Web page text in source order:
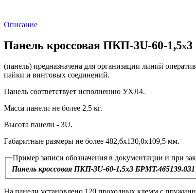
Описание
Панель кроссовая ПКП-3U-60-1,5x3
(панель) предназначена для организации линий
пайки и винтовых соединений.
Панель соответствует исполнению УХЛ4.
Масса панели не более 2,5 кг.
Высота панели - 3U.
Габаритные размеры не более 482,6х130,0х109,5 мм.
Пример записи обозначения в документации и при
Панель кроссовая ПКП-3U-60-1,5х3 БРМТ.465139.031